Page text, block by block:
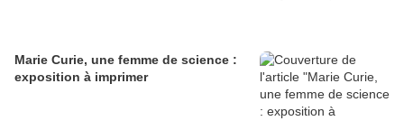
Marie Curie, une femme de science :
exposition à imprimer